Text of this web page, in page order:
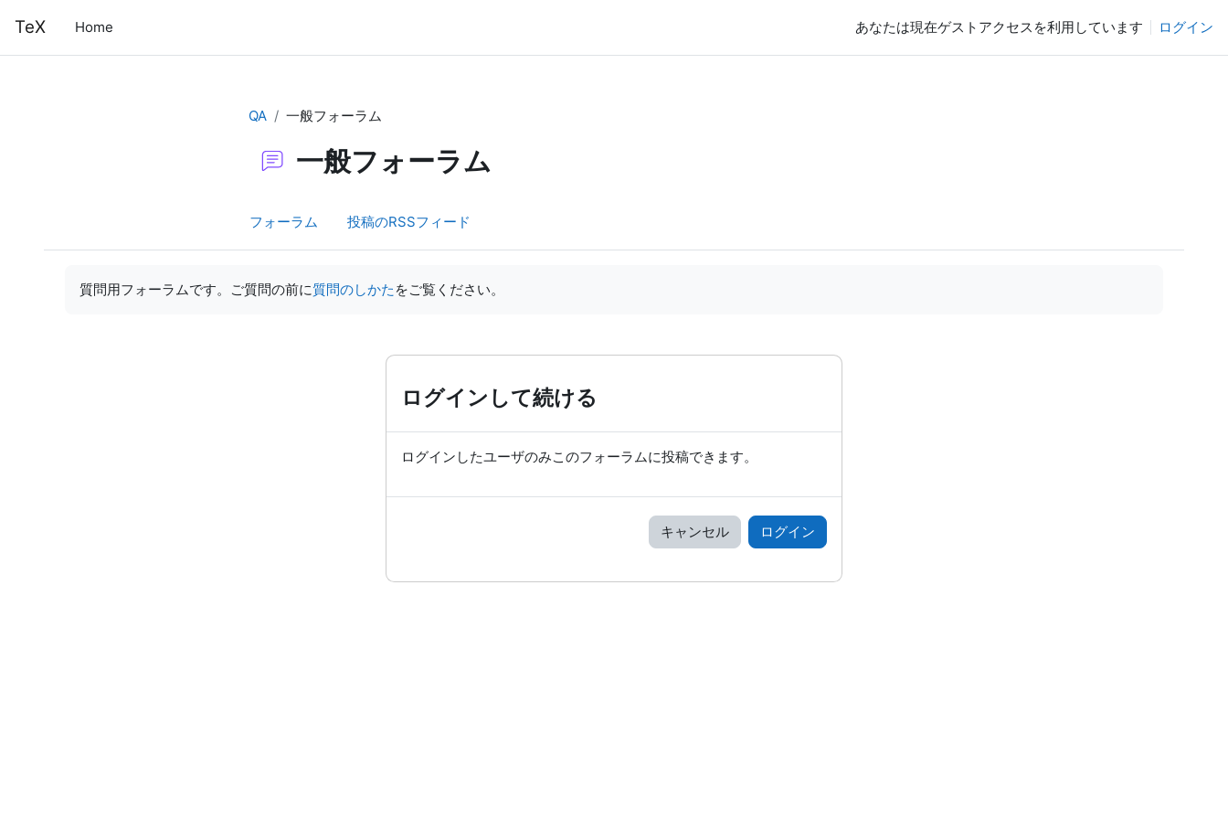
TeX Home あなたは現在ゲストアクセスを利用しています ログイン
QA 一般フォーラム
一般フォーラム
フォーラム 投稿のRSSフィード
質問用フォーラムです。ご質問の前に質問のしかた をご覧ください。
ログインして続ける
ログインしたユーザのみこのフォーラムに投稿できます。
キャンセル ログイン